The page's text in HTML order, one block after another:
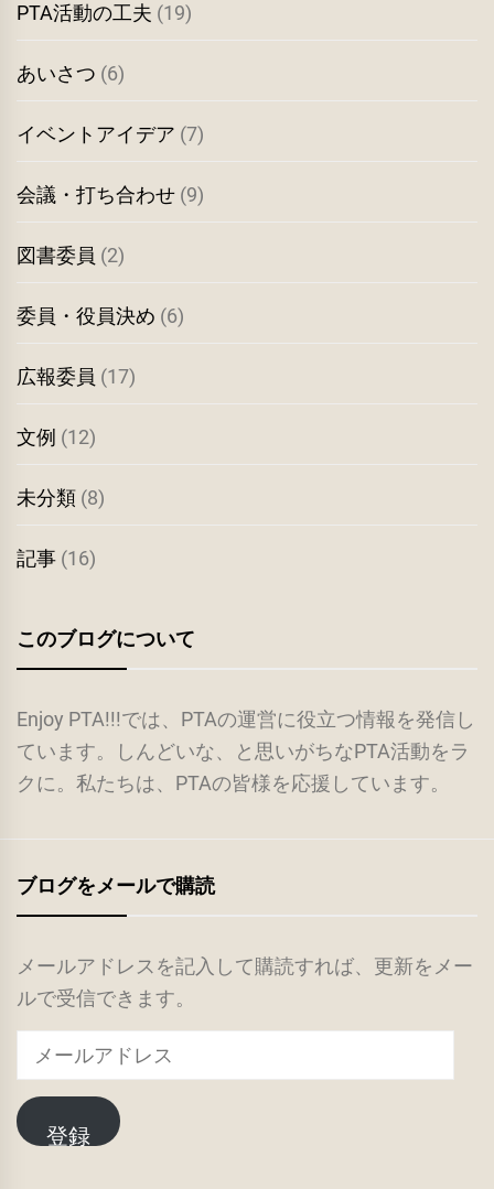
PTA活動の工夫 (19)
あいさつ (6)
イベントアイデア (7)
会議・打ち合わせ (9)
図書委員 (2)
委員・役員決め (6)
広報委員 (17)
文例 (12)
未分類 (8)
記事 (16)
このブログについて
Enjoy PTA!!!では、PTAの運営に役立つ情報を発信し
ています。しんどいな、と思いがちなPTA活動をラ
クに。私たちは、PTAの皆様を応援しています。
ブログをメールで購読
メールアドレスを記入して購読すれば、更新をメー
ルで受信できます。
ー
ル
ア 登録